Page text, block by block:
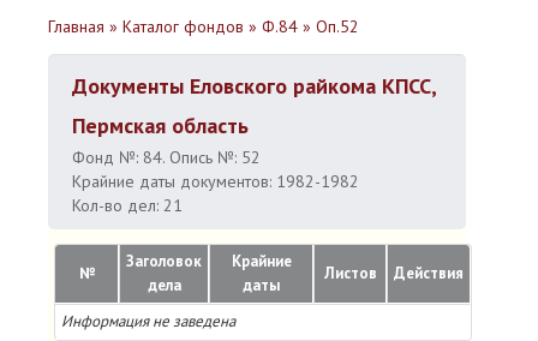
Главная » Каталог фондов » Ф.84 » Оп.52
Документы Еловского райкома КПСС,
Пермская область
Фонд №: 84. Опись №: 52
Крайние даты документов: 1982-1982
Кол-во дел: 21
№
Заголовок
дела
Крайние
даты
Листов Действия
Информация не заведена